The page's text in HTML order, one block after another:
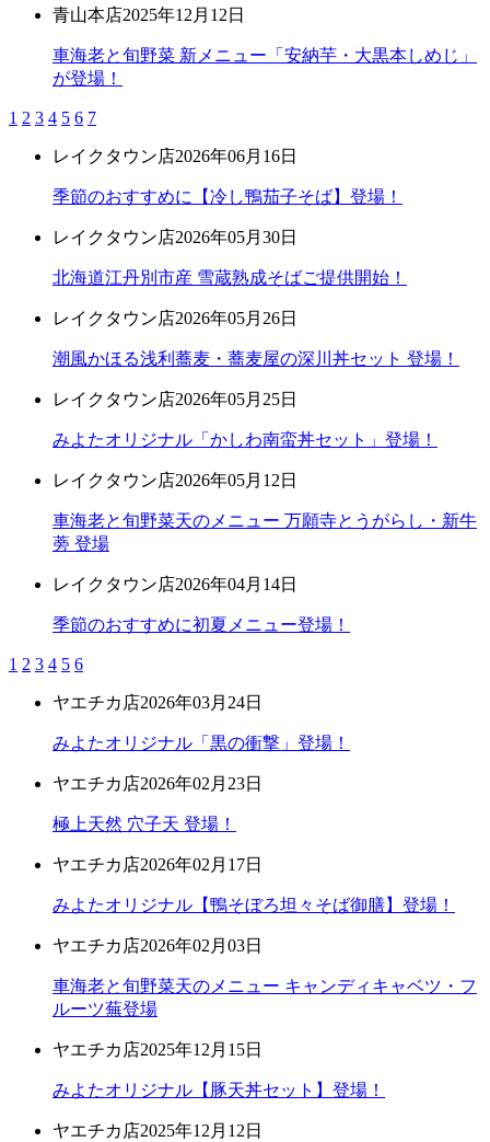
青山本店2025年12月12日
車海老と旬野菜 新メニュー「安納芋・大黒本しめじ」
が登場！
1 2 3 4 5 6 7
レイクタウン店2026年06月16日
季節のおすすめに【冷し鴨茄子そば】登場！
レイクタウン店2026年05月30日
北海道江丹別市産 雪蔵熟成そばご提供開始！
レイクタウン店2026年05月26日
潮風かほる浅利蕎麦・蕎麦屋の深川丼セット 登場！
レイクタウン店2026年05月25日
みよたオリジナル「かしわ南蛮丼セット」登場！
レイクタウン店2026年05月12日
車海老と旬野菜天のメニュー 万願寺とうがらし・新牛
蒡 登場
レイクタウン店2026年04月14日
季節のおすすめに初夏メニュー登場！
1 2 3 4 5 6
ヤエチカ店2026年03月24日
みよたオリジナル「黒の衝撃」登場！
ヤエチカ店2026年02月23日
極上天然 穴子天 登場！
ヤエチカ店2026年02月17日
みよたオリジナル【鴨そぼろ坦々そば御膳】登場！
ヤエチカ店2026年02月03日
車海老と旬野菜天のメニュー キャンディキャベツ・フ
ルーツ蕪登場
ヤエチカ店2025年12月15日
みよたオリジナル【豚天丼セット】登場！
ヤエチカ店2025年12月12日